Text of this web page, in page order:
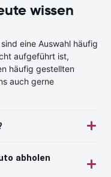
wissen
eine Auswahl häufig
aufgeführt ist,
häufig gestellten
auch gerne
abholen